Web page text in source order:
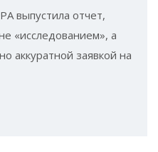
выпустила отчет,
«исследованием», а
аккуратной заявкой на